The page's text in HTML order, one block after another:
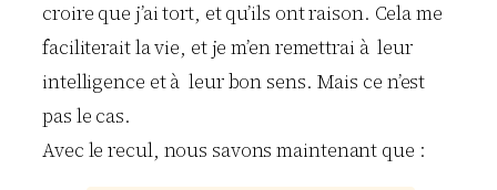
croire que j’ai tort, et qu’ils ont raison. Cela me
faciliterait la vie, et je m’en remettrai à leur
intelligence et à leur bon sens. Mais ce n’est
pas le cas.
Avec le recul, nous savons maintenant que :